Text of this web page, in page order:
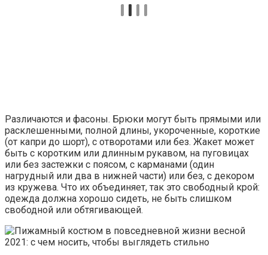
Различаются и фасоны. Брюки могут быть прямыми или
расклешенными, полной длины, укороченные, короткие
(от капри до шорт), с отворотами или без. Жакет может
быть с коротким или длинным рукавом, на пуговицах
или без застежки с поясом, с карманами (один
нагрудный или два в нижней части) или без, с декором
из кружева. Что их объединяет, так это свободный крой:
одежда должна хорошо сидеть, не быть слишком
свободной или обтягивающей.